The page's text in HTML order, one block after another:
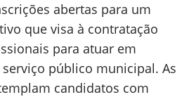
abertas para um
que visa à contratação
para atuar em
público municipal. As
candidatos com